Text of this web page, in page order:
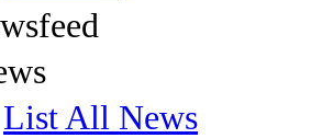
List All News